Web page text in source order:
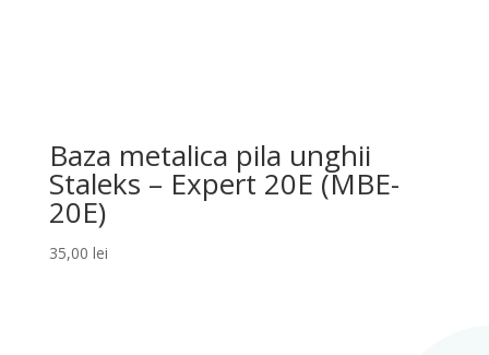
Baza metalica pila unghii
Staleks – Expert 20E (MBE-
20E)
35,00 lei